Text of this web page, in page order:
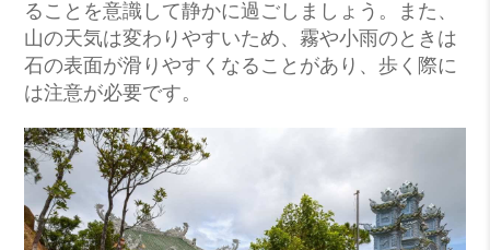
ることを意識して静かに過ごしましょう。また、
山の天気は変わりやすいため、霧や小雨のときは
石の表面が滑りやすくなることがあり、歩く際に
は注意が必要です。